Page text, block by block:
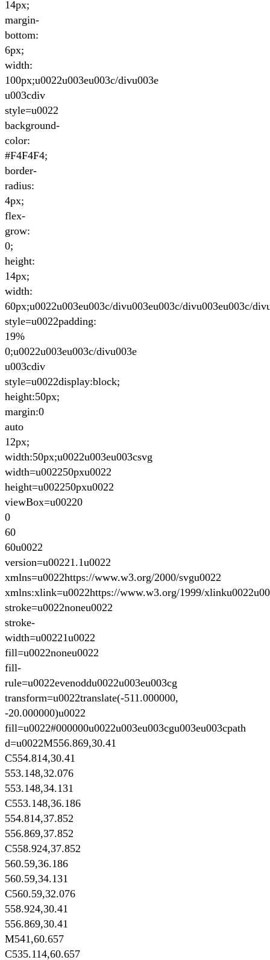
14px;
margin-
bottom:
6px;
width:
100px;u0022u003eu003c/divu003e
u003cdiv
style=u0022
background-
color:
#F4F4F4;
border-
radius:
4px;
flex-
grow:
0;
height:
14px;
width:
60px;u0022u003eu003c/divu003eu003c/divu003eu003c/
style=u0022padding:
19%
0;u0022u003eu003c/divu003e
u003cdiv
style=u0022display:block;
height:50px;
margin:0
auto
12px;
width:50px;u0022u003eu003csvg
width=u002250pxu0022
height=u002250pxu0022
viewBox=u00220
0
60
60u0022
version=u00221.1u0022
xmlns=u0022https://www.w3.org/2000/svgu0022
xmlns:xlink=u0022https://www.w3.org/1999/
stroke=u0022noneu0022
stroke-
width=u00221u0022
fill=u0022noneu0022
fill-
rule=u0022evenoddu0022u003eu003cg
transform=u0022translate(-511.000000,
-20.000000)u0022
fill=u0022#000000u0022u003eu003cgu003eu003cpath
d=u0022M556.869,30.41
C554.814,30.41
553.148,32.076
553.148,34.131
C553.148,36.186
554.814,37.852
556.869,37.852
C558.924,37.852
560.59,36.186
560.59,34.131
C560.59,32.076
558.924,30.41
556.869,30.41
M541,60.657
C535.114,60.657